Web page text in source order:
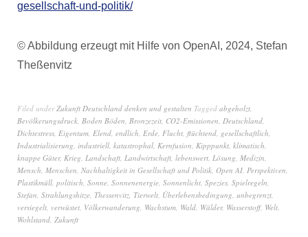
gesellschaft-und-politik/
© Abbildung erzeugt mit Hilfe von OpenAI, 2024, Stefan
Theßenvitz
Filed underZukunft Deutschland denken und gestalten Tagged abgeholzt,
Bevölkerungsdruck, Boden Böden, Bronzezeit, CO2-Emissionen, Deutschland,
Dichtestress, Eigentum, Elend, endlich, Erde, Flucht, flüchtend, gesellschaftlich,
Industrialisierung, industriell, katastrophal, Kernfusion, Kipppunkt, klimatisch,
knappe Güter, Krieg, Landschaft, Landwirtschaft, lebenswert, Lösung, Medizin,
Mensch, Menschen, Nachhaltigkeit in Gesellschaft und Politik, Open AI, Perspektiven,
Plastikmüll, politisch, Sonne, Sonnenenergie, Sonnenlicht, Spezies, Spielregeln,
Stefan, Strahlungshitze, Thessenvitz, Tierwelt, Überlebensbedingung, unbegrenzt,
versiegelt, verwüstet, Völkerwanderung, Wachstum, Wald, Wälder, Wasserstoff, Welt,
Wohlstand, Zukunft